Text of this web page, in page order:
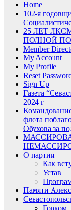
Home
102-я
25 ЛЕТ
ПОЛНОЙ
Member
My Account
My Profile
Reset Password
Sign Up
Газета
2024 г
флота
Обухова за
О партии
Как
Устав
Памяти
Горком